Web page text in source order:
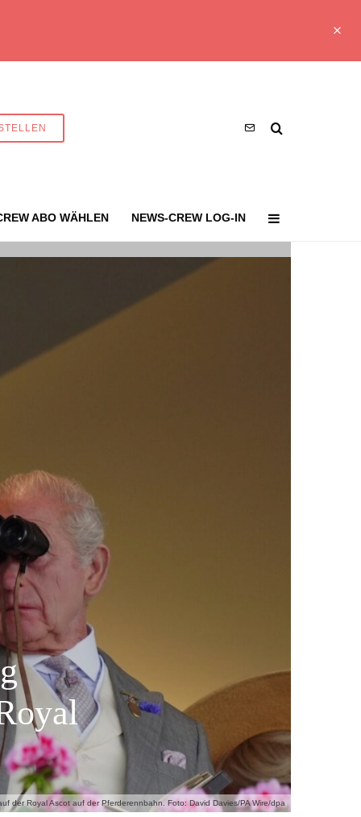
ABO WÄHLEN NEWS-CREW LOG-IN
der Royal Ascot auf der Pferderennbahn. Foto: David Davies/PA Wire/dpa